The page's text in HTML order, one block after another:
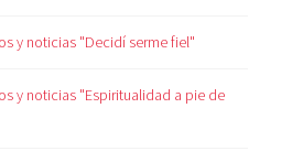
y noticias "Decidí serme fiel"
y noticias "Espiritualidad a pie de